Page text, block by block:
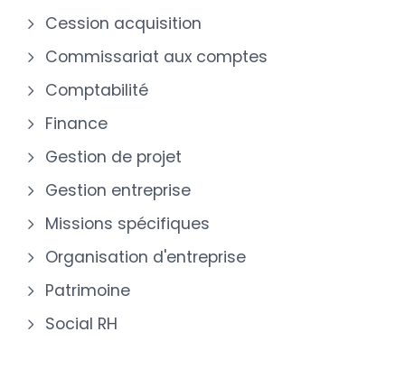
Cession acquisition
Commissariat aux comptes
Comptabilité
Finance
Gestion de projet
Gestion entreprise
Missions spécifiques
Organisation d'entreprise
Patrimoine
Social RH